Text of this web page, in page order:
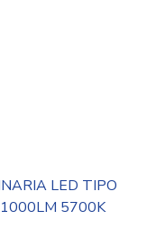
LED TIPO
5700K